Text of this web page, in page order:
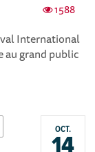
1588
International
au grand public
OCT.